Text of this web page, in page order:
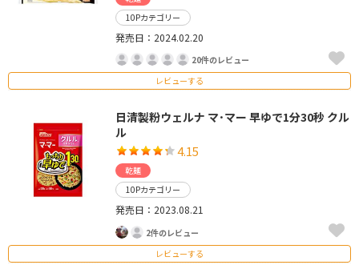
10Pカテゴリー
発売日：2024.02.20
20件のレビュー
レビューする
日清製粉ウェルナ マ･マー 早ゆで1分30秒 クル
ル
4.15
乾麺
10Pカテゴリー
発売日：2023.08.21
2件のレビュー
レビューする